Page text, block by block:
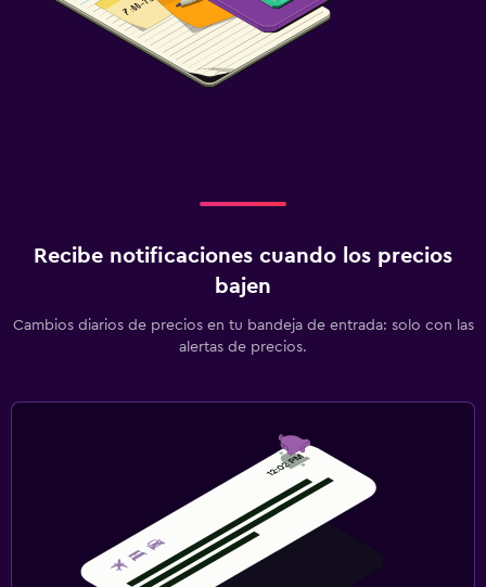
Recibe notificaciones cuando los precios
bajen
Cambios diarios de precios en tu bandeja de entrada: solo con las
alertas de precios.